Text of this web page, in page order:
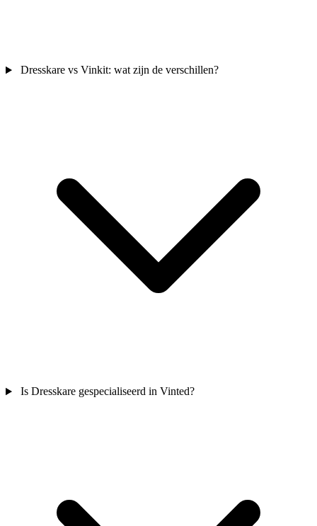
Dresskare vs Vinkit: wat zijn de verschillen?
Is Dresskare gespecialiseerd in Vinted?